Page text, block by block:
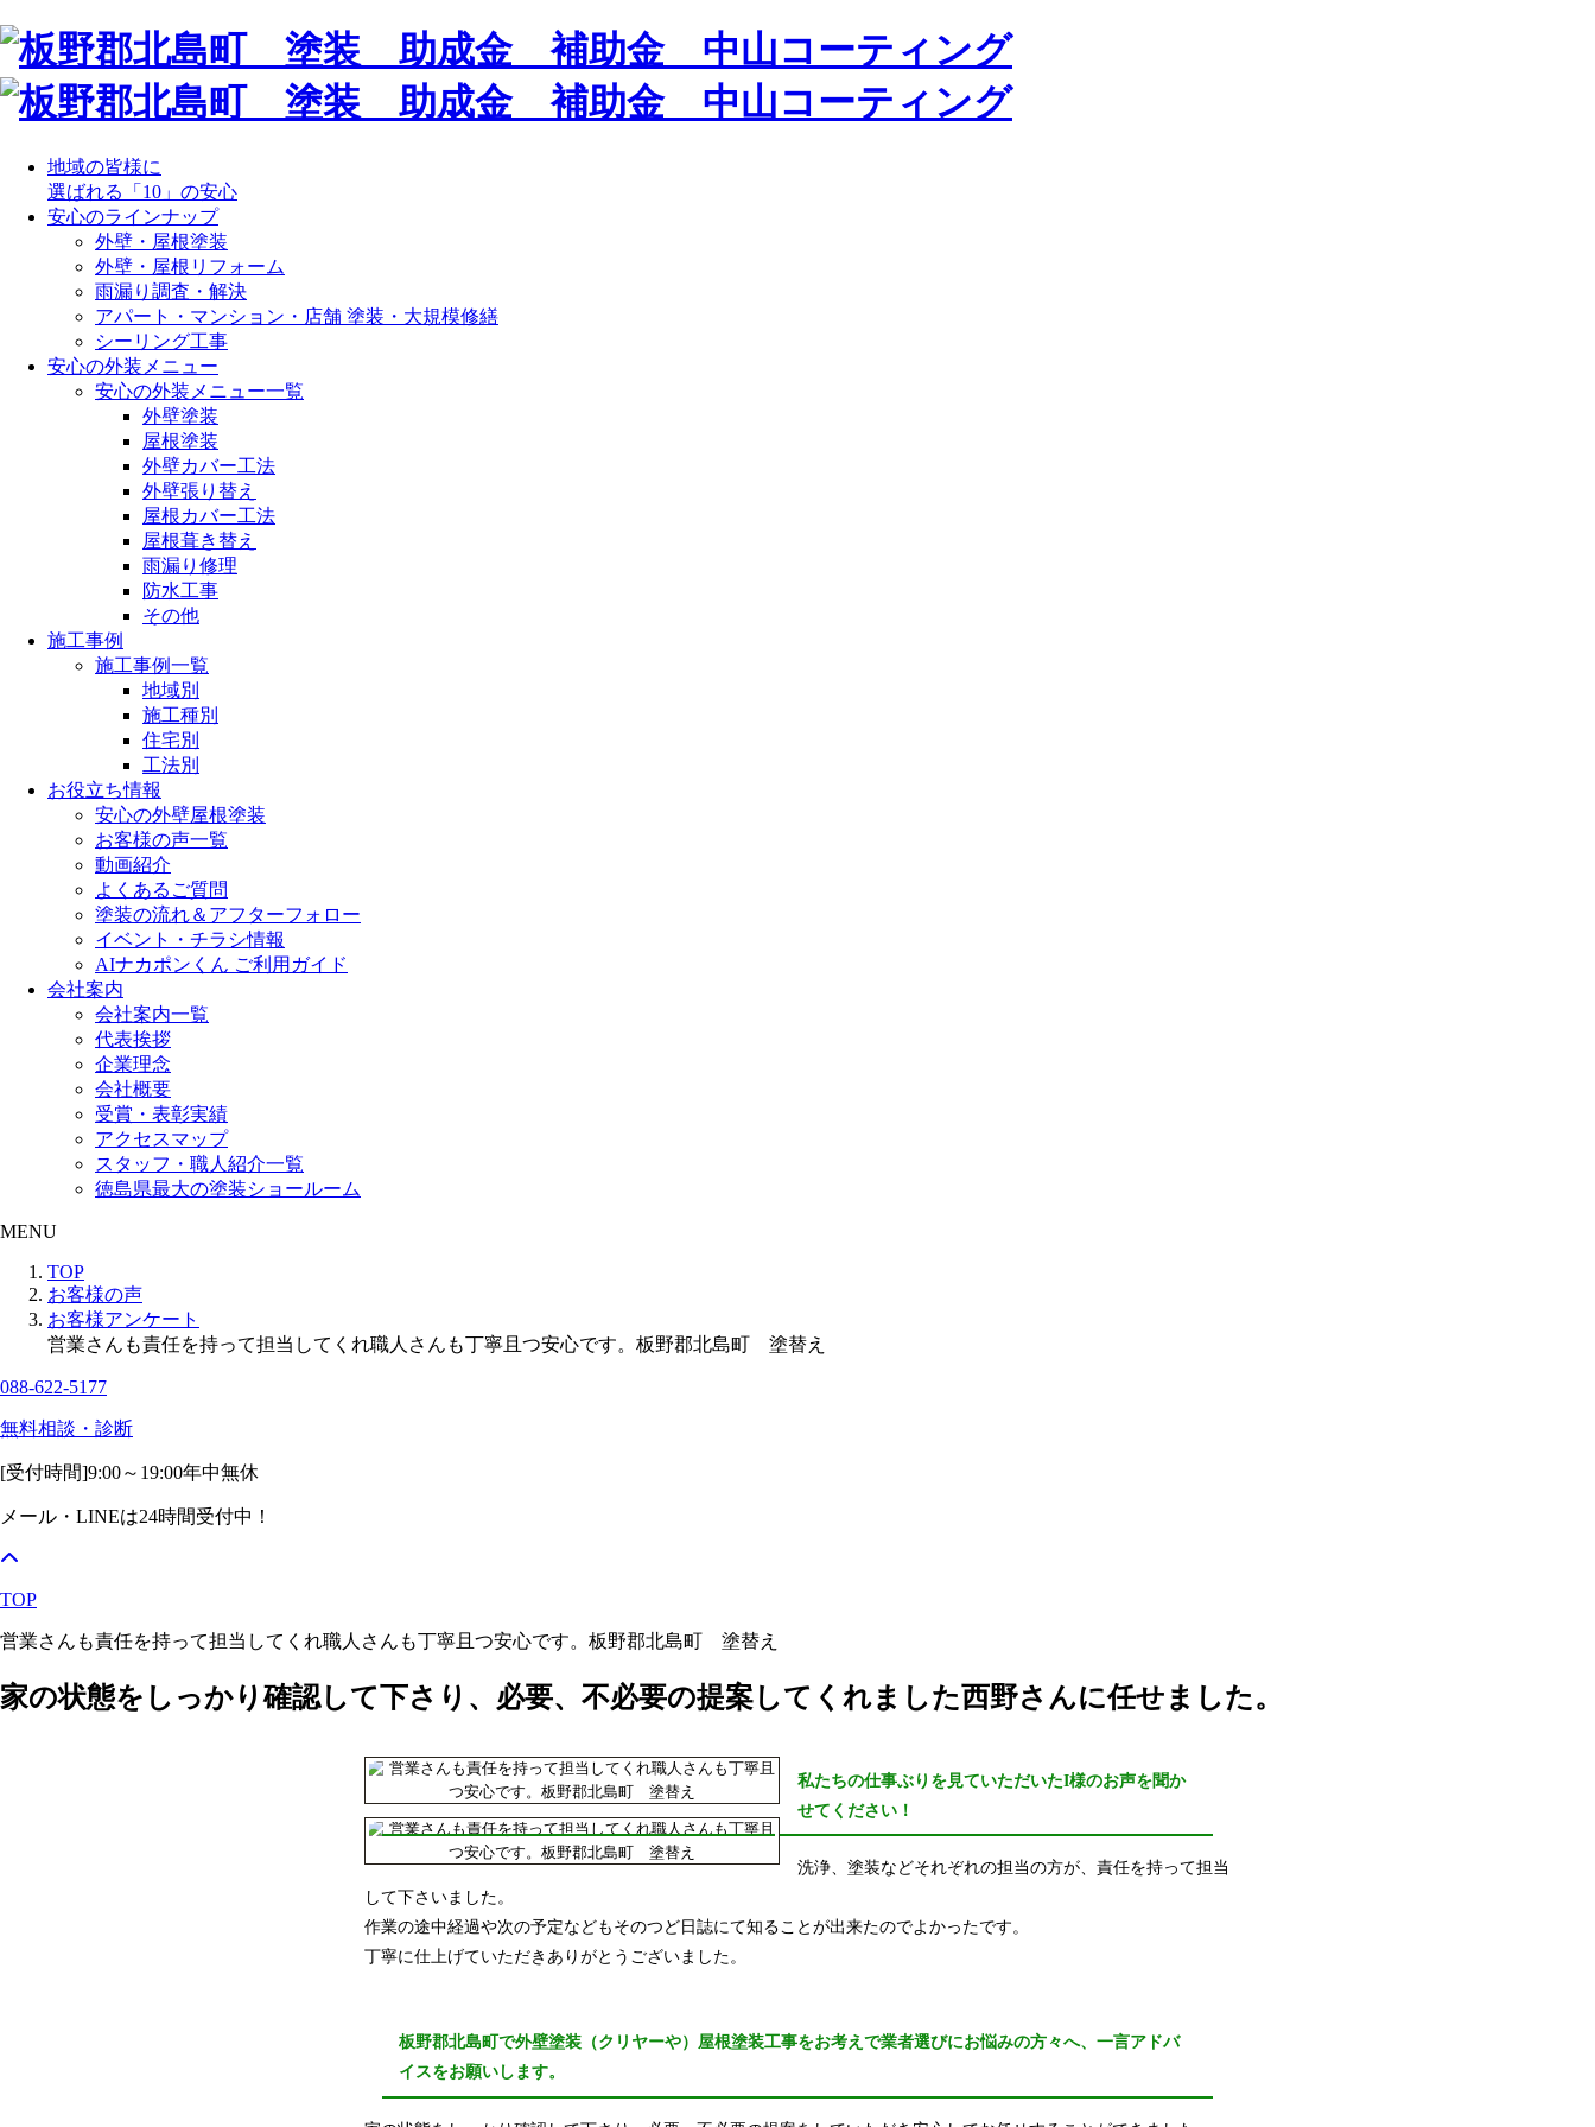
地域の皆様に
選ばれる「10」の安心
安心のラインナップ
外壁・屋根塗装
外壁・屋根リフォーム
雨漏り調査・解決
アパート・マンション・店舗 塗装・大規模修繕
シーリング工事
安心の外装メニュー
安心の外装メニュー一覧
外壁塗装
屋根塗装
外壁カバー工法
外壁張り替え
屋根カバー工法
屋根葺き替え
雨漏り修理
防水工事
その他
施工事例
施工事例一覧
地域別
施工種別
住宅別
工法別
お役立ち情報
安心の外壁屋根塗装
お客様の声一覧
動画紹介
よくあるご質問
塗装の流れ＆アフターフォロー
イベント・チラシ情報
AIナカポンくん ご利用ガイド
会社案内
会社案内一覧
代表挨拶
企業理念
会社概要
受賞・表彰実績
アクセスマップ
スタッフ・職人紹介一覧
徳島県最大の塗装ショールーム
MENU
TOP
お客様の声
お客様アンケート
営業さんも責任を持って担当してくれ職人さんも丁寧且つ安心です。板野郡北島町 塗替え
088-622-5177
無料相談・診断
[受付時間]9:00～19:00年中無休
メール・LINEは24時間受付中！
TOP
営業さんも責任を持って担当してくれ職人さんも丁寧且つ安心です。板野郡北島町 塗替え
家の状態をしっかり確認して下さり、必要、不必要の提案してくれました西野さんに任せました。
私たちの仕事ぶりを見ていただいたI様のお声を聞か
せてください！
洗浄、塗装などそれぞれの担当の方が、責任を持って担当
して下さいました。
作業の途中経過や次の予定などもそのつど日誌にて知ることが出来たのでよかったです。
丁寧に仕上げていただきありがとうございました。
板野郡北島町で外壁塗装（クリヤーや）屋根塗装工事をお考えで業者選びにお悩みの方々へ、一言アドバ
イスをお願いします。